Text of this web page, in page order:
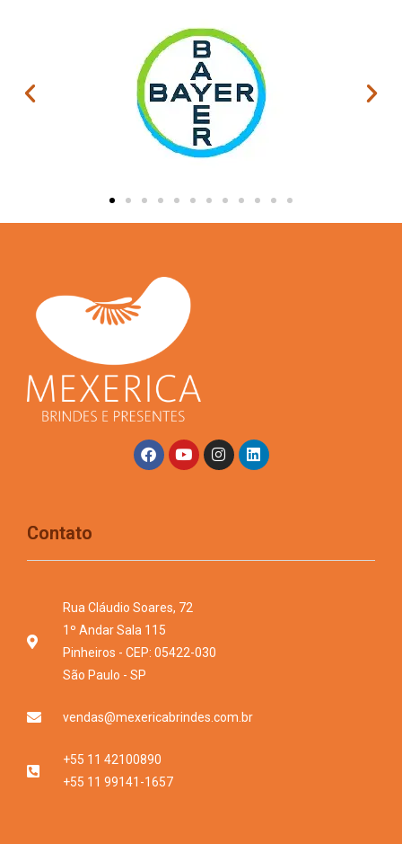
Contato
Rua Cláudio Soares, 72
1º Andar Sala 115
Pinheiros - CEP: 05422-030
São Paulo - SP
vendas@mexericabrindes.com.br
+55 11 42100890
+55 11 99141-1657